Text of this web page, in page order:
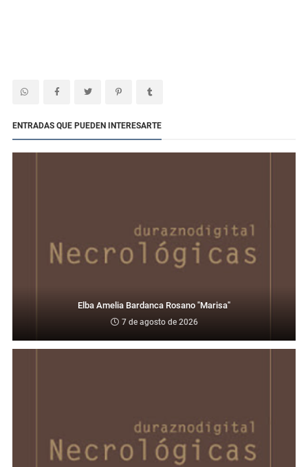
ENTRADAS QUE PUEDEN INTERESARTE
Elba Amelia Bardanca Rosano "Marisa"
7 de agosto de 2026